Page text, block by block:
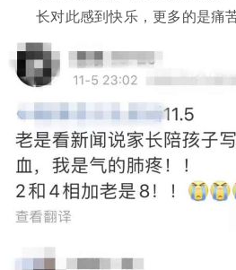
长对此感到快乐，更多的是痛